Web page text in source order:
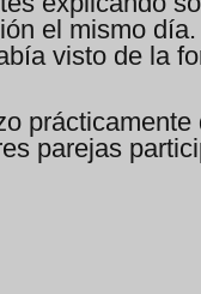
el mismo
visto de la
prácticamente
parejas